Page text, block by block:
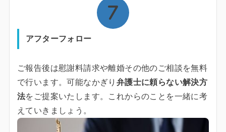
アフターフォロー
ご報告後は慰謝料請求や離婚その他のご相談を無料
で行います。可能なかぎり 弁護士に頼らない解決方
法をご提案いたします。これからのことを一緒に考
えていきましょう。